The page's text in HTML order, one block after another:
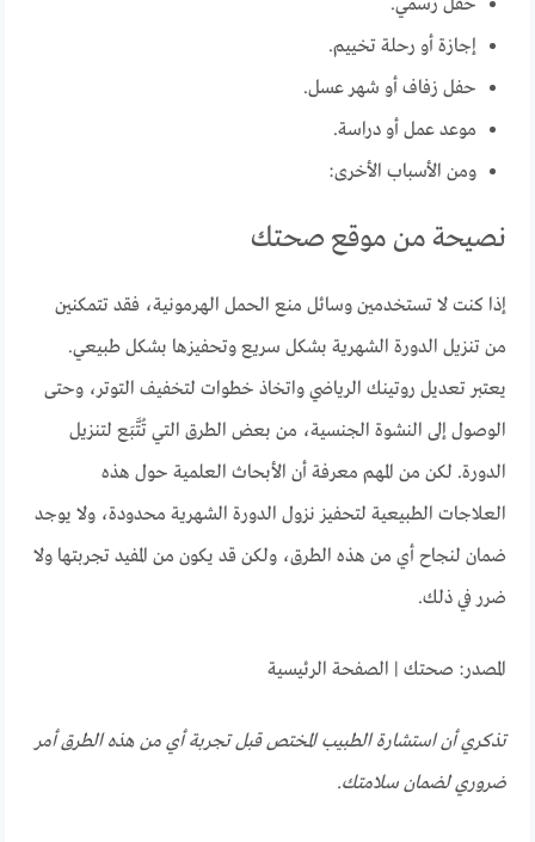
حفل رسمي.
إجازة أو رحلة تخييم.
حفل زفاف أو شهر عسل.
موعد عمل أو دراسة.
ومن الأسباب الأخرى:
نصيحة من موقع صحتك
إذا كنت لا تستخدمين وسائل منع الحمل الهرمونية، فقد تتمكنين
من تنزيل الدورة الشهرية بشكل سريع وتحفيزها بشكل طبيعي.
يعتبر تعديل روتينك الرياضي واتخاذ خطوات لتخفيف التوتر، وحتى
الوصول إلى النشوة الجنسية، من بعض الطرق التي تُتَّبَع لتنزيل
الدورة. لكن من المهم معرفة أن الأبحاث العلمية حول هذه
العلاجات الطبيعية لتحفيز نزول الدورة الشهرية محدودة، ولا يوجد
ضمان لنجاح أي من هذه الطرق، ولكن قد يكون من المفيد تجربتها ولا
ضرر في ذلك.
المصدر: صحتك | الصفحة الرئيسية
تذكري أن استشارة الطبيب المختص قبل تجربة أي من هذه الطرق أمر
ضروري لضمان سلامتك.